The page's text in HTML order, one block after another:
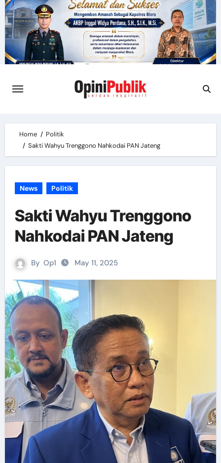
Skip
to
content
Home
Politik
Sakti Wahyu Trenggono Nahkodai PAN Jateng
News Politik
Sakti Wahyu Trenggono
Nahkodai PAN Jateng
By Op1 May 11, 2025